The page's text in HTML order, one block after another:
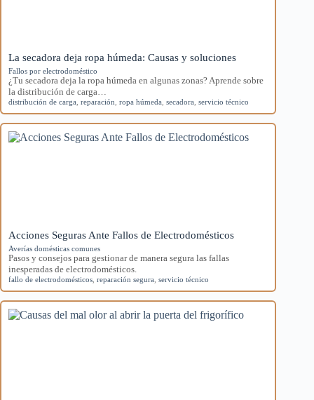
La secadora deja ropa húmeda: Causas y soluciones
Fallos por electrodoméstico
¿Tu secadora deja la ropa húmeda en algunas zonas? Aprende sobre
la distribución de carga…
distribución de carga reparación ropa húmeda secadora servicio técnico
Acciones Seguras Ante Fallos de Electrodomésticos
Averías domésticas comunes
Pasos y consejos para gestionar de manera segura las fallas
inesperadas de electrodomésticos.
fallo de electrodomésticos reparación segura servicio técnico